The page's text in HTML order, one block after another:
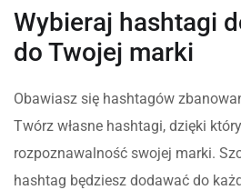
Wybieraj hashtagi
do Twojej marki
Obawiasz się hashtagów
Twórz własne hashtagi, dzięki
rozpoznawalność swojej marki.
hashtag będziesz dodawać do